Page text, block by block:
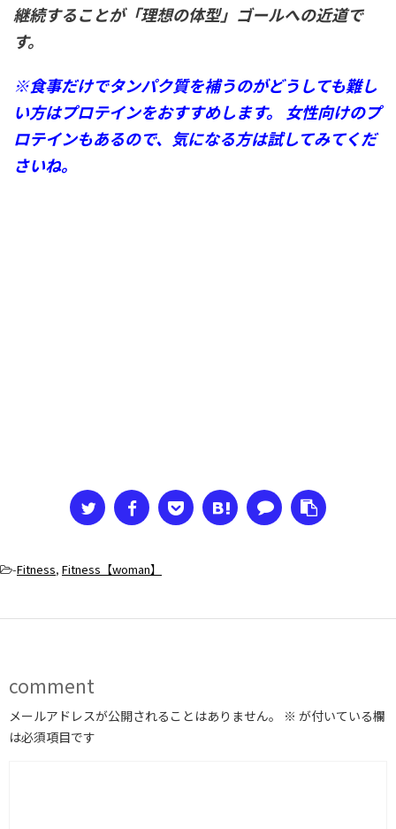
継続することが「理想の体型」ゴールへの近道で
す。
※食事だけでタンパク質を補うのがどうしても難し
い方はプロテインをおすすめします。
女性向けのプ
ロテインもあるので、気になる方は試してみてくだ
さいね。
-Fitness, Fitness【woman】
comment
メールアドレスが公開されることはありません。 ※ が付いている欄
は必須項目です